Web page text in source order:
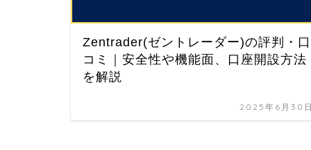
Zentrader(ゼントレーダー)の評判・口
コミ｜安全性や機能面、口座開設方法
を解説
2025年6月30